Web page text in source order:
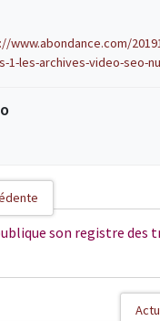
www.abondance.com/
1-les-archives-video-seo-
son registre des